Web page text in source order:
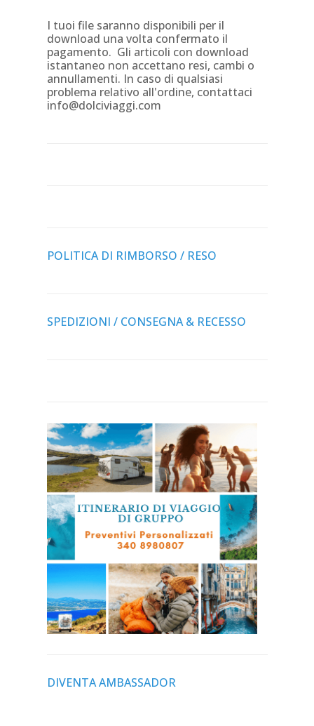
I tuoi file saranno disponibili per il
download una volta confermato il
pagamento. Gli articoli con download
istantaneo non accettano resi, cambi o
annullamenti. In caso di qualsiasi
problema relativo all'ordine, contattaci
info@dolciviaggi.com
POLITICA DI RIMBORSO / RESO
SPEDIZIONI / CONSEGNA & RECESSO
DIVENTA AMBASSADOR